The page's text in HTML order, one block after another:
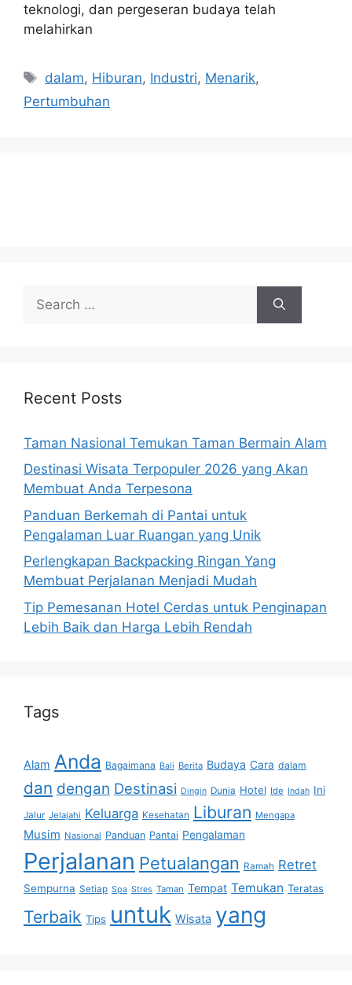
teknologi, dan pergeseran budaya telah
melahirkan
Tags
dalam, Hiburan, Industri, Menarik,
Pertumbuhan
for:
Recent Posts
Taman Nasional Temukan Taman Bermain Alam
Destinasi Wisata Terpopuler 2026 yang Akan
Membuat Anda Terpesona
Panduan Berkemah di Pantai untuk
Pengalaman Luar Ruangan yang Unik
Perlengkapan Backpacking Ringan Yang
Membuat Perjalanan Menjadi Mudah
Tip Pemesanan Hotel Cerdas untuk Penginapan
Lebih Baik dan Harga Lebih Rendah
Tags
Alam Anda Bagaimana Bali Berita Budaya Cara dalam
dan dengan Destinasi Dingin Dunia Hotel Ide Indah Ini
Jalur Jelajahi Keluarga Kesehatan Liburan Mengapa
Musim Nasional Panduan Pantai Pengalaman
Perjalanan Petualangan Ramah Retret
Sempurna Setiap Spa Stres Taman Tempat Temukan Teratas
Terbaik Tips untuk Wisata yang